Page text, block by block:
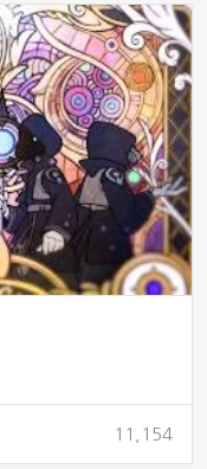
11,154